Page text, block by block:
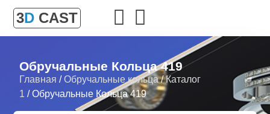
3D CAST
Обручальные Кольца 419
Главная /Обручальные кольца/Каталог
1 / Обручальные Кольца 419